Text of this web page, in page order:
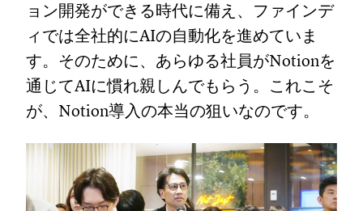
ョン開発ができる時代に備え、ファインデ
ィでは全社的にAIの自動化を進めていま
す。そのために、あらゆる社員がNotionを
通じてAIに慣れ親しんでもらう。これこそ
が、Notion導入の本当の狙いなのです。